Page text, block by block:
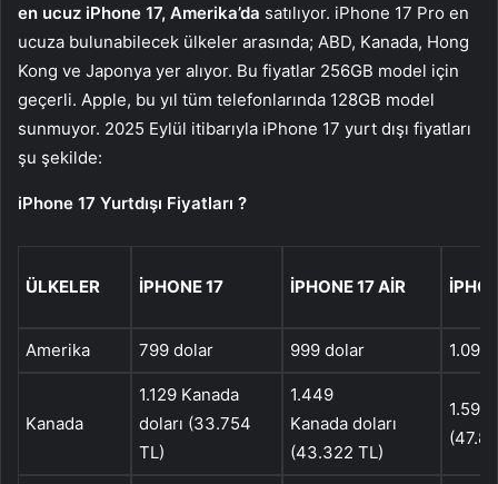
en ucuz iPhone 17, Amerika’da satılıyor. iPhone 17 Pro en
ucuza bulunabilecek ülkeler arasında; ABD, Kanada, Hong
Kong ve Japonya yer alıyor. Bu fiyatlar 256GB model için
geçerli. Apple, bu yıl tüm telefonlarında 128GB model
sunmuyor. 2025 Eylül itibarıyla iPhone 17 yurt dışı fiyatları
şu şekilde:
iPhone 17 Yurtdışı Fiyatları ?️
ÜLKELER IPHONE 17 IPHONE 17 AIR
Amerika 799 dolar 999 dolar 1.099
Kanada
1.129 Kanada
doları (33.754
TL)
1.449
Kanada doları
(43.322 TL)
1.599